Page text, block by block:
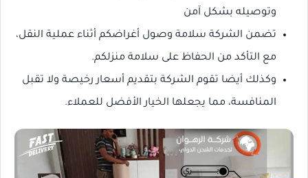
وتوصيله بشكل آمن
تضمن الشركة سلامة وصول أغراضكم أثناء عملية النقل،
مع التأكد من الحفاظ على سلامة منزلكم.
وكذلك أيضا تقوم الشركة بتقديم أسعار رخيصة ولا تقبل
المنافسة، مما يجعلها الخيار الأفضل للعملاء.